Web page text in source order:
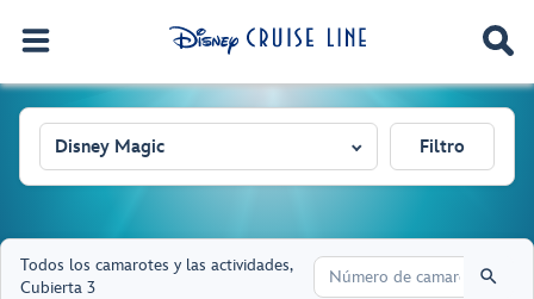
Disney Magic Filtro
Todos los camarotes y las actividades,
Cubierta 3